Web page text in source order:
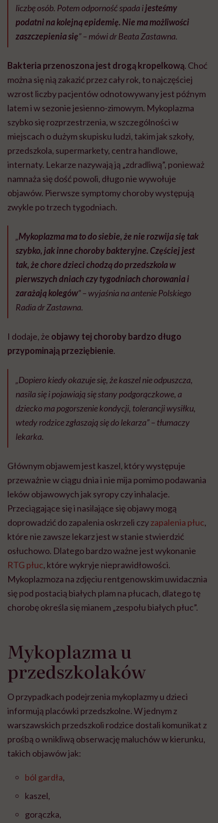
liczbę osób. Potem odporność spada ijesteśmy
podatni na kolejną epidemię. Nie ma możliwości
zaszczepienia się” – mówi dr Beata Zastawna.
Bakteria przenoszona jest drogą kropelkową. Choć
można się nią zakazić przez cały rok, to najczęściej
wzrost liczby pacjentów odnotowywany jest późnym
latem i w sezonie jesienno-zimowym. Mykoplazma
szybko się rozprzestrzenia, w szczególności w
miejscach o dużym skupisku ludzi, takim jak szkoły,
przedszkola, supermarkety, centra handlowe,
internaty. Lekarze nazywają ją „zdradliwą”, ponieważ
namnaża się dość powoli, długo nie wywołuje
objawów. Pierwsze symptomy choroby występują
zwykle po trzech tygodniach.
„Mykoplazma ma to do siebie, że nie rozwija się tak
szybko, jak inne choroby bakteryjne. Częściej jest
tak, że chore dzieci chodzą do przedszkola w
pierwszych dniach czy tygodniach chorowania i
zarażają kolegów” – wyjaśnia na antenie Polskiego
Radia dr Zastawna.
I dodaje, że objawy tej choroby bardzo długo
przypominają przeziębienie.
„Dopiero kiedy okazuje się, że kaszel nie odpuszcza,
nasila się i pojawiają się stany podgorączkowe, a
dziecko ma pogorszenie kondycji, tolerancji wysiłku,
wtedy rodzice zgłaszają się do lekarza” – tłumaczy
lekarka.
Głównym objawem jest kaszel, który występuje
przeważnie w ciągu dnia i nie mija pomimo podawania
leków objawowych jak syropy czy inhalacje.
Przeciągające się i nasilające się objawy mogą
doprowadzić do zapalenia oskrzeli czyzapalenia płuc,
które nie zawsze lekarz jest w stanie stwierdzić
osłuchowo. Dlatego bardzo ważne jest wykonanie
RTG płuc, które wykryje nieprawidłowości.
Mykoplazmoza na zdjęciu rentgenowskim uwidacznia
się pod postacią białych plam na płucach, dlatego tę
chorobę określa się mianem „zespołu białych płuc”.
Mykoplazma u
przedszkolaków
O przypadkach podejrzenia mykoplazmy u dzieci
informują placówki przedszkolne. W jednym z
warszawskich przedszkoli rodzice dostali komunikat z
prośbą o wnikliwą obserwację maluchów w kierunku,
takich objawów jak:
ból gardła,
kaszel,
gorączka,